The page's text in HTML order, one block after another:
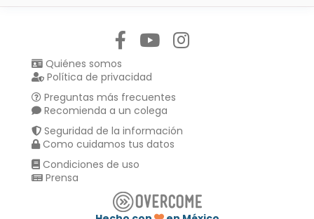
Quiénes somos
Política de privacidad
Preguntas más frecuentes
Recomienda a un colega
Seguridad de la información
Como cuidamos tus datos
Condiciones de uso
Prensa